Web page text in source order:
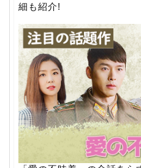
細も紹介!